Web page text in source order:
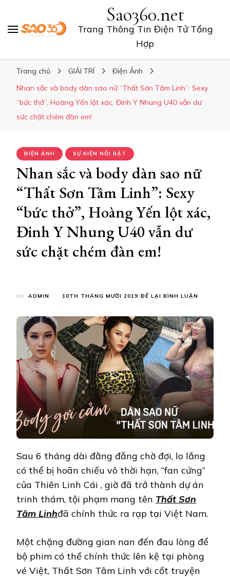
Sao360.net
Trang Thông Tin Điện Tử Tổng
Hợp
Trang chủ GIẢI TRÍ
Điện Ảnh
Nhan sắc và body dàn sao nữ “Thất Sơn Tâm Linh”: Sexy
“bức thở”, Hoàng Yến lột xác, Đinh Y Nhung U40 vẫn dư
sức chặt chém đàn em!
ĐIỆN ẢNH SỰ KIỆN NỔI BẬT
Nhan sắc và body dàn sao nữ
“Thất Sơn Tâm Linh”: Sexy
“bức thở”, Hoàng Yến lột xác,
Đinh Y Nhung U40 vẫn dư
sức chặt chém đàn em!
bởi ADMIN 10TH THÁNG MƯỜI 2019 ĐỂ LẠI BÌNH LUẬN
VÀ
BODY
DÀN
SAO
NỮ
“THẤT
SƠN
TÂM
LINH”:
SEXY
“BỨC
THỞ”,
HOÀNG
XÁC,
ĐINH
NHUNG
DƯ
CHẶT
CHÉM
ĐÀN
EM!
Sau 6 tháng dài đằng đẵng chờ đợi, lo lắng
có thể bị hoãn chiếu vô thời hạn, “fan cứng”
của Thiên Linh Cái , giờ đã trở thành dự án
trinh thám, tội phạm mang tên Thất Sơn
Tâm Linhđã chính thức ra rạp tại Việt Nam.
Một chặng đường gian nan đến đau lòng để
bộ phim có thể chính thức lên kệ tại phòng
vé Việt, Thất Sơn Tâm Linh với cốt truyện